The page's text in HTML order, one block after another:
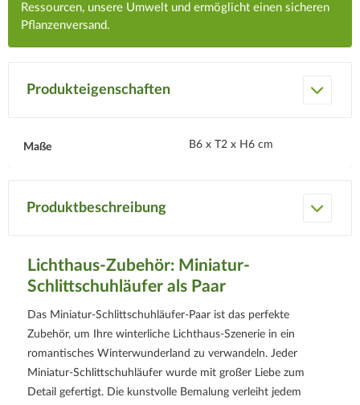
Ressourcen, unsere Umwelt und ermöglicht einen sicheren
Pflanzenversand.
Produkteigenschaften
Maße B6 x T2 x H6 cm
Produktbeschreibung
Lichthaus-Zubehör: Miniatur-
Schlittschuhläufer als Paar
Das Miniatur-Schlittschuhläufer-Paar ist das perfekte
Zubehör, um Ihre winterliche Lichthaus-Szenerie in ein
romantisches Winterwunderland zu verwandeln. Jeder
Miniatur-Schlittschuhläufer wurde mit großer Liebe zum
Detail gefertigt. Die kunstvolle Bemalung verleiht jedem